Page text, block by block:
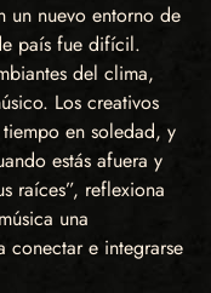
un nuevo entorno de
país fue difícil.
del clima,
Los creativos
en soledad, y
estás afuera y
raíces”, reflexiona
una
conectar e integrarse